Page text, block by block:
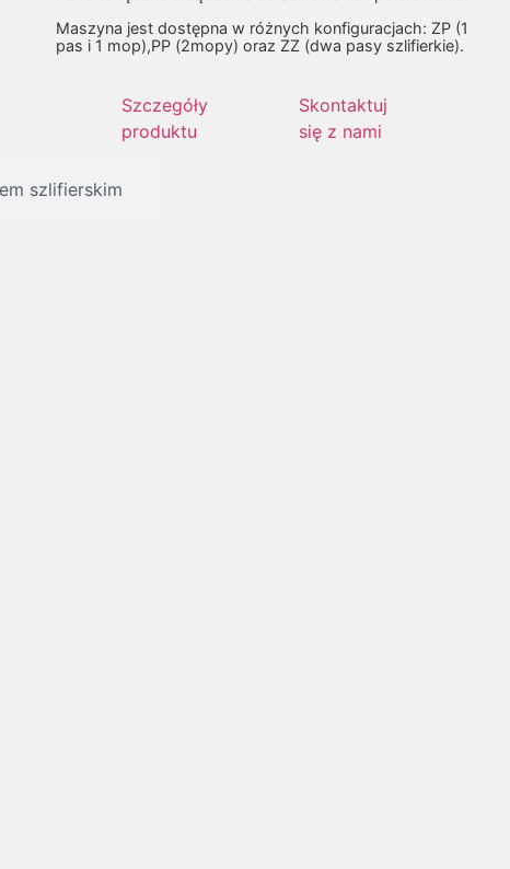
Maszyna jest dostępna w różnych konfiguracjach: ZP (1
pas i 1 mop),PP (2mopy) oraz ZZ (dwa pasy szlifierkie).
Szczegóły
produktu
Skontaktuj
się z nami
szlifierskim